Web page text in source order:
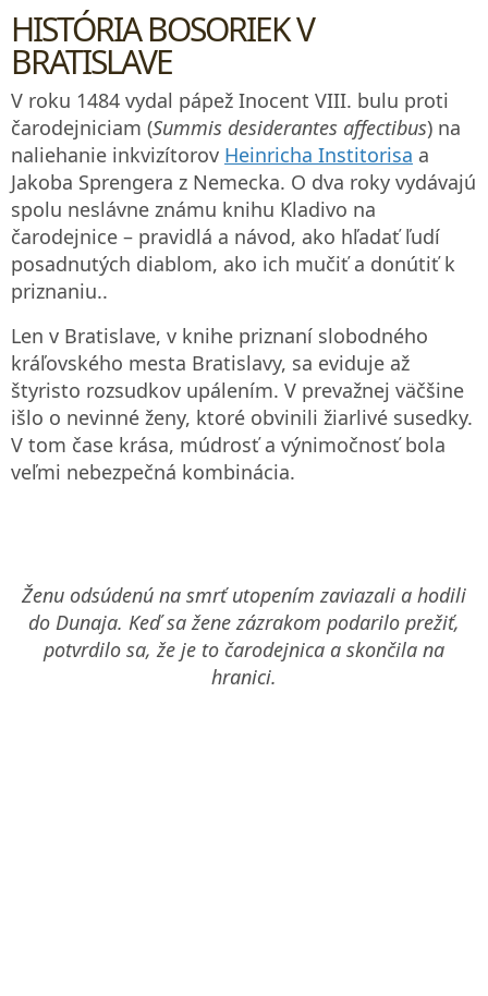
HISTÓRIA BOSORIEK V
BRATISLAVE
V roku 1484 vydal pápež Inocent VIII. bulu proti
čarodejniciam (Summis desiderantes affectibus) na
naliehanie inkvizítorov Heinricha Institorisa a
Jakoba Sprengera z Nemecka. O dva roky vydávajú
spolu neslávne známu knihu Kladivo na
čarodejnice – pravidlá a návod, ako hľadať ľudí
posadnutých diablom, ako ich mučiť a donútiť k
priznaniu..
Len v Bratislave, v knihe priznaní slobodného
kráľovského mesta Bratislavy, sa eviduje až
štyristo rozsudkov upálením. V prevažnej väčšine
išlo o nevinné ženy, ktoré obvinili žiarlivé susedky.
V tom čase krása, múdrosť a výnimočnosť bola
veľmi nebezpečná kombinácia.
Ženu odsúdenú na smrť utopením zaviazali a hodili
do Dunaja. Keď sa žene zázrakom podarilo prežiť,
potvrdilo sa, že je to čarodejnica a skončila na
hranici.